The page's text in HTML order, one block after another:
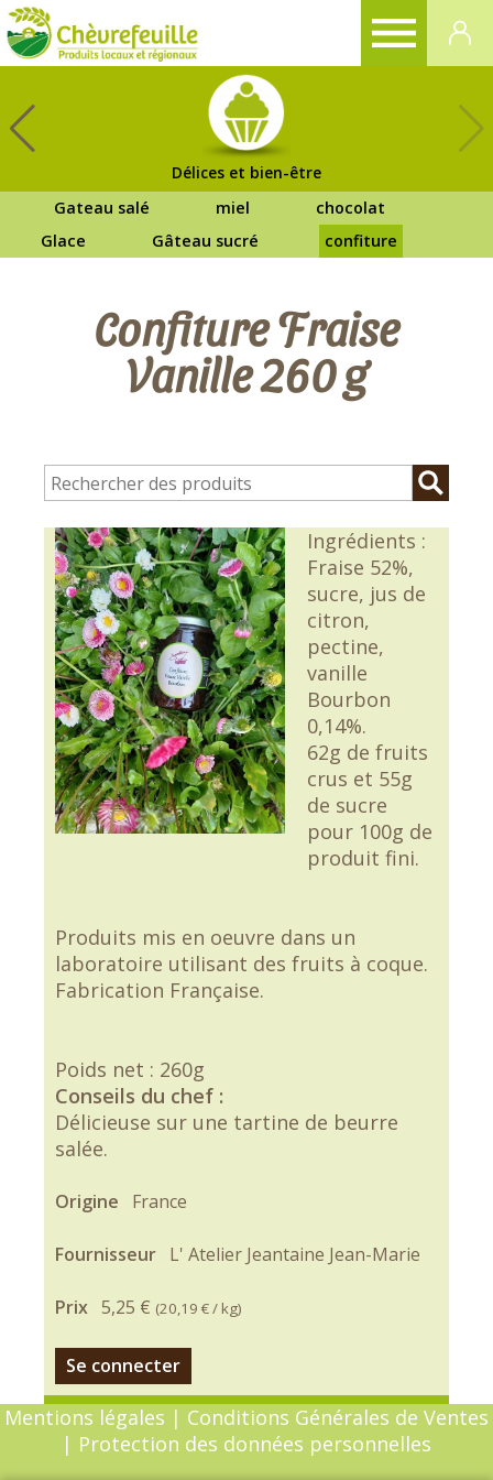
Délices et bien-être
Gateau salé
miel
chocolat
Glace
Gâteau sucré confiture
Confiture Fraise
Vanille 260 g
Ingrédients :
Fraise 52%,
sucre, jus de
citron,
pectine,
vanille
Bourbon
0,14%.
62g de fruits
crus et 55g
de sucre
pour 100g de
produit fini.
Produits mis en oeuvre dans un
laboratoire utilisant des fruits à coque.
Fabrication Française.
Poids net : 260g
Conseils du chef :
Délicieuse sur une tartine de beurre
salée.
Origine France
Fournisseur L' Atelier Jeantaine Jean-Marie
Prix 5,25 € (20,19 €/ kg)
Se connecter
Mentions légales | Conditions Générales de Ventes
| Protection des données personnelles